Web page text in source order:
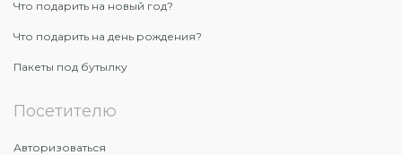
Что подарить на новый год?
Что подарить на день рождения?
Пакеты под бутылку
Посетителю
Авторизоваться